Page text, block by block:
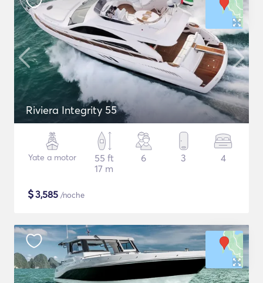
Riviera Integrity 55
Yate a motor
55 ft
17 m
6 3 4
$3,585 /noche